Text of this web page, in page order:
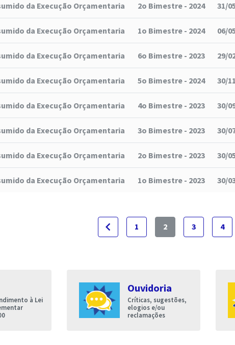
da Execução Orçamentaria 2o Bimestre - 2024 31/
da Execução Orçamentaria 1o Bimestre - 2024 06/
da Execução Orçamentaria 6o Bimestre - 2023 29/
da Execução Orçamentaria 5o Bimestre - 2024 30/
da Execução Orçamentaria 4o Bimestre - 2023 30/
da Execução Orçamentaria 3o Bimestre - 2023 30/
da Execução Orçamentaria 2o Bimestre - 2023 30/
da Execução Orçamentaria 1o Bimestre - 2023 30/
navigate_before 1 2 3 4
à Lei
Ouvidoria
Críticas, sugestões,
elogios e/ou
reclamações